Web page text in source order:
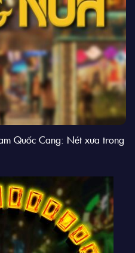
Quốc Cang: Nét xưa trong